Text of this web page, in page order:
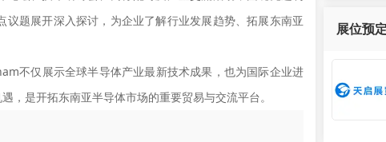
题展开深入探讨，为企业了解行业发展趋势、拓展东南亚
不仅展示全球半导体产业最新技术成果，也为国际企业进
，是开拓东南亚半导体市场的重要贸易与交流平台。
展位预定